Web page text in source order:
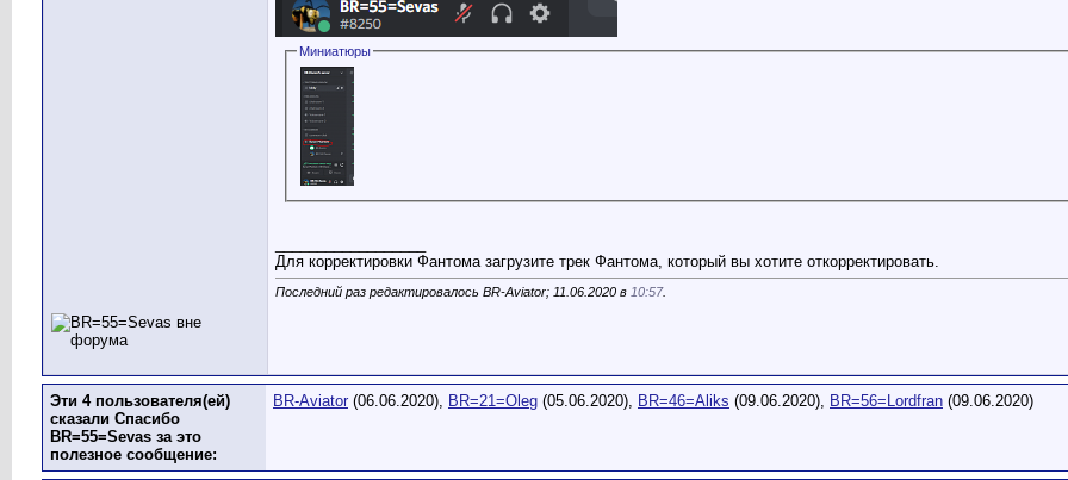
Миниатюры
Для корректировки Фантома загрузите трек Фантома, который вы хотите откорректировать.
Последний раз редактировалось BR-Aviator; 11.06.2020 в 10:57.
Эти 4 пользователя(ей)
сказали Спасибо
BR=55=Sevas за это
полезное сообщение:
BR-Aviator (06.06.2020), BR=21=Oleg (05.06.2020), BR=46=Aliks (09.06.2020), BR=56=Lordfran (09.06.2020)